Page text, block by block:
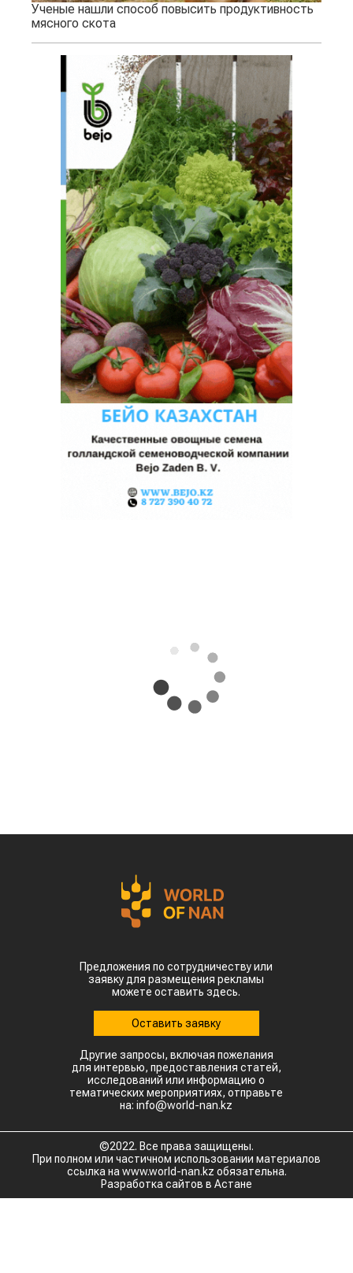
Ученые нашли способ повысить продуктивность
мясного скота
Предложения по сотрудничеству или
заявку для размещения рекламы
можете оставить здесь.
Оставить заявку
Другие запросы, включая пожелания
для интервью, предоставления статей,
исследований или информацию о
тематических мероприятиях, отправьте
на: info@world-nan.kz
©2022. Все права защищены.
При полном или частичном использовании материалов
ссылка на www.world-nan.kz обязательна.
Разработка сайтов в Астане